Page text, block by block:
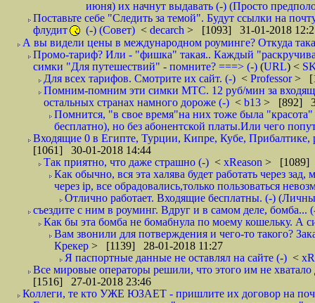
июня) их начнут выдавать (-) (Просто
Поставьте себе "Следить за темой". Будут ссылки на
флудит
(-) (Совет) < decarch > [1093] 31-01-2018
А вы видели цены в международном роуминге? Откуда
Промо-тариф? Или - "фишка" такая.. Каждый
симки "Для путешествий" - помните? ===> (-) (URL) <
Для всех тарифов. Смотрите их сайт. (-) < Professor>
Помним-помним эти симки МТС. 12 руб/мин за
остальных странах намного дороже (-) < b13 > [892]
Помнится, "в свое время"на них тоже была
бесплатно), но без абонентской платы.Или чего
Входящие 0 в Египте, Турции, Кипре, Кубе,
[1061] 30-01-2018 14:44
Так приятно, что даже страшно (-) < xReason > [1089]
Как обычно, вся эта халява будет работать через
через ip, все обрадовались,только пользоваться
Отлично работает. Входящие бесплатны. (-)
съездите с ним в роуминг. Вдруг и в самом деле, бомба...
Как бы эта бомба не бомабнула по моему кошельку. А
Вам звонили для потверждения и чего-то такого?
Крекер > [1139] 28-01-2018 11:27
Я паспортные данные не оставлял на сайте (-) <
Все мировые операторы решили, что этого им не
[1516] 27-01-2018 23:46
Коллеги, те кто УЖЕ ЮЗАЕТ - пришлите их договор на